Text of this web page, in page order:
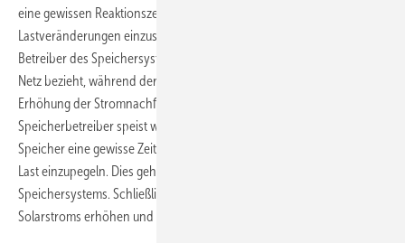
eine gewissen Reaktionszeit beansprucht, um sich auf die
Lastveränderungen einzustellen. So kann es passieren, das der
Betreiber des Speichersystems über eine gewisse Zeit Strom aus dem
Netz bezieht, während der Speicher noch dabei ist, sich auf eine
Erhöhung der Stromnachfrage im Gebäude einzustellen. Aber der
Speicherbetreiber speist wertvollen Strom ins Netz ein, weil der
Speicher eine gewisse Zeit brauch, um sich auf eine Verringerung der
Last einzupegeln. Dies geht zulasten der Wirtschaftlichkeit des
Speichersystems. Schließlich soll es den Eigenverbrauchsanteil des
Solarstroms erhöhen und da ist jede Kilowattstunde wertvoll.